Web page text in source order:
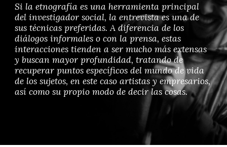
Si la etnografía es una herramienta principal
del investigador social, la entrevista es una de
sus técnicas preferidas. A diferencia de los
diálogos informales o con la prensa, estas
interacciones tienden a ser mucho más extensas
y buscan mayor profundidad, tratando de
recuperar puntos específicos del mundo de vida
de los sujetos, en este caso artistas y empresarios,
así como su propio modo de decir las cosas.